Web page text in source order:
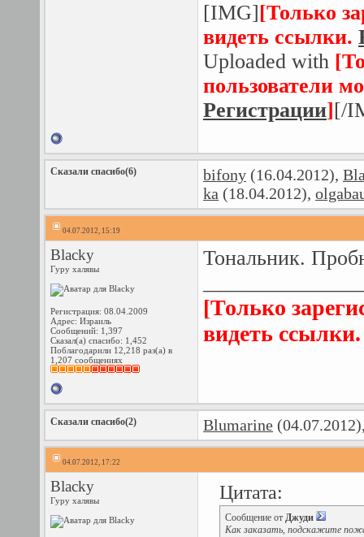
[IMG][Только
видеть ссылки.
Uploaded with
пользователи
Регистрации][/
Сказали спасибо(6) bifony (16.04.2012),
ka (18.04.2012),
04.07.2012, 15:19
Blacky
Гуру халявы
Регистрация: 08.04.2009
Адрес: Израиль
Сообщений: 1,397
Сказал(а) спасибо: 1,452
Поблагодарили 12,218 раз(а) в
1,207 сообщениях
Тональник.
[Только
видеть
Сказали спасибо(2) Blumarine
04.07.2012, 17:22
Blacky
Гуру халявы Цитата:
Сообщение от Джуди
Как заказать, подскажите